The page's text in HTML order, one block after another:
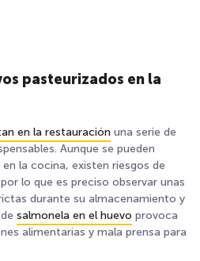
pasteurizados en la
en la restauración una serie de
Aunque se pueden
la cocina, existen riesgos de
lo que es preciso observar unas
durante su almacenamiento y
salmonela en el huevo provoca
alimentarias y mala prensa para